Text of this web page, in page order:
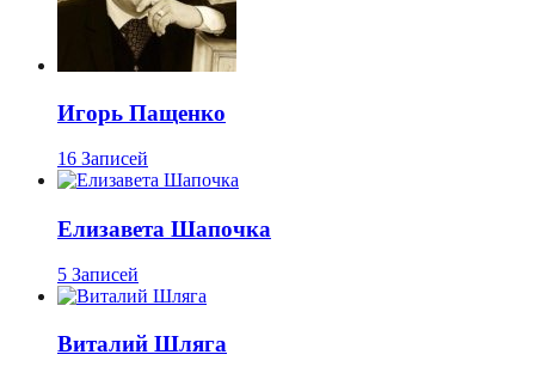
Игорь Пащенко
16 Записей
Елизавета Шапочка
5 Записей
Виталий Шляга